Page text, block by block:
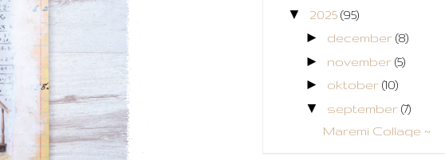
CREATIVE FABRICA
CUPCAKES
DESIGN TEAM
▼ 2025 (95)
► december (8)
► november (5)
► oktober (10)
▼ september (7)
Maremi Collage ~